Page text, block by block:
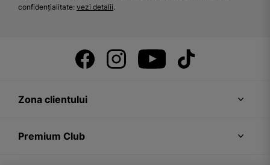
confidențialitate: vezi detalii.
Zona clientului
Premium Club